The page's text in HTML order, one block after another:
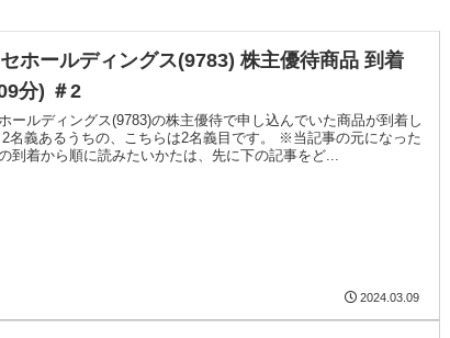
ホールディングス(9783) 株主優待商品 到着
分) ＃2
ールディングス(9783)の株主優待で申し込んでいた商品が到着し
2名義あるうちの、こちらは2名義目です。 ※当記事の元になった
到着から順に読みたいかたは、先に下の記事をど...
2024.03.09